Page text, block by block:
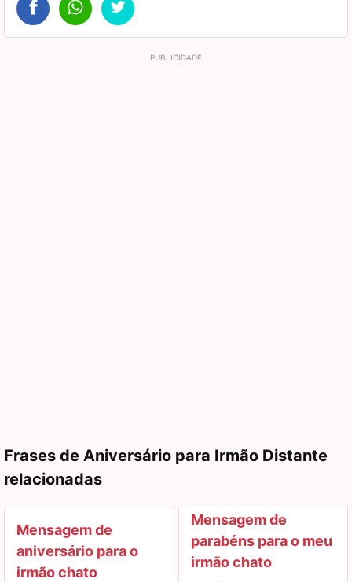
Frases de Aniversário para Irmão Distante
relacionadas
Mensagem de
aniversário para o
irmão chato
Mensagem de
parabéns para o meu
irmão chato